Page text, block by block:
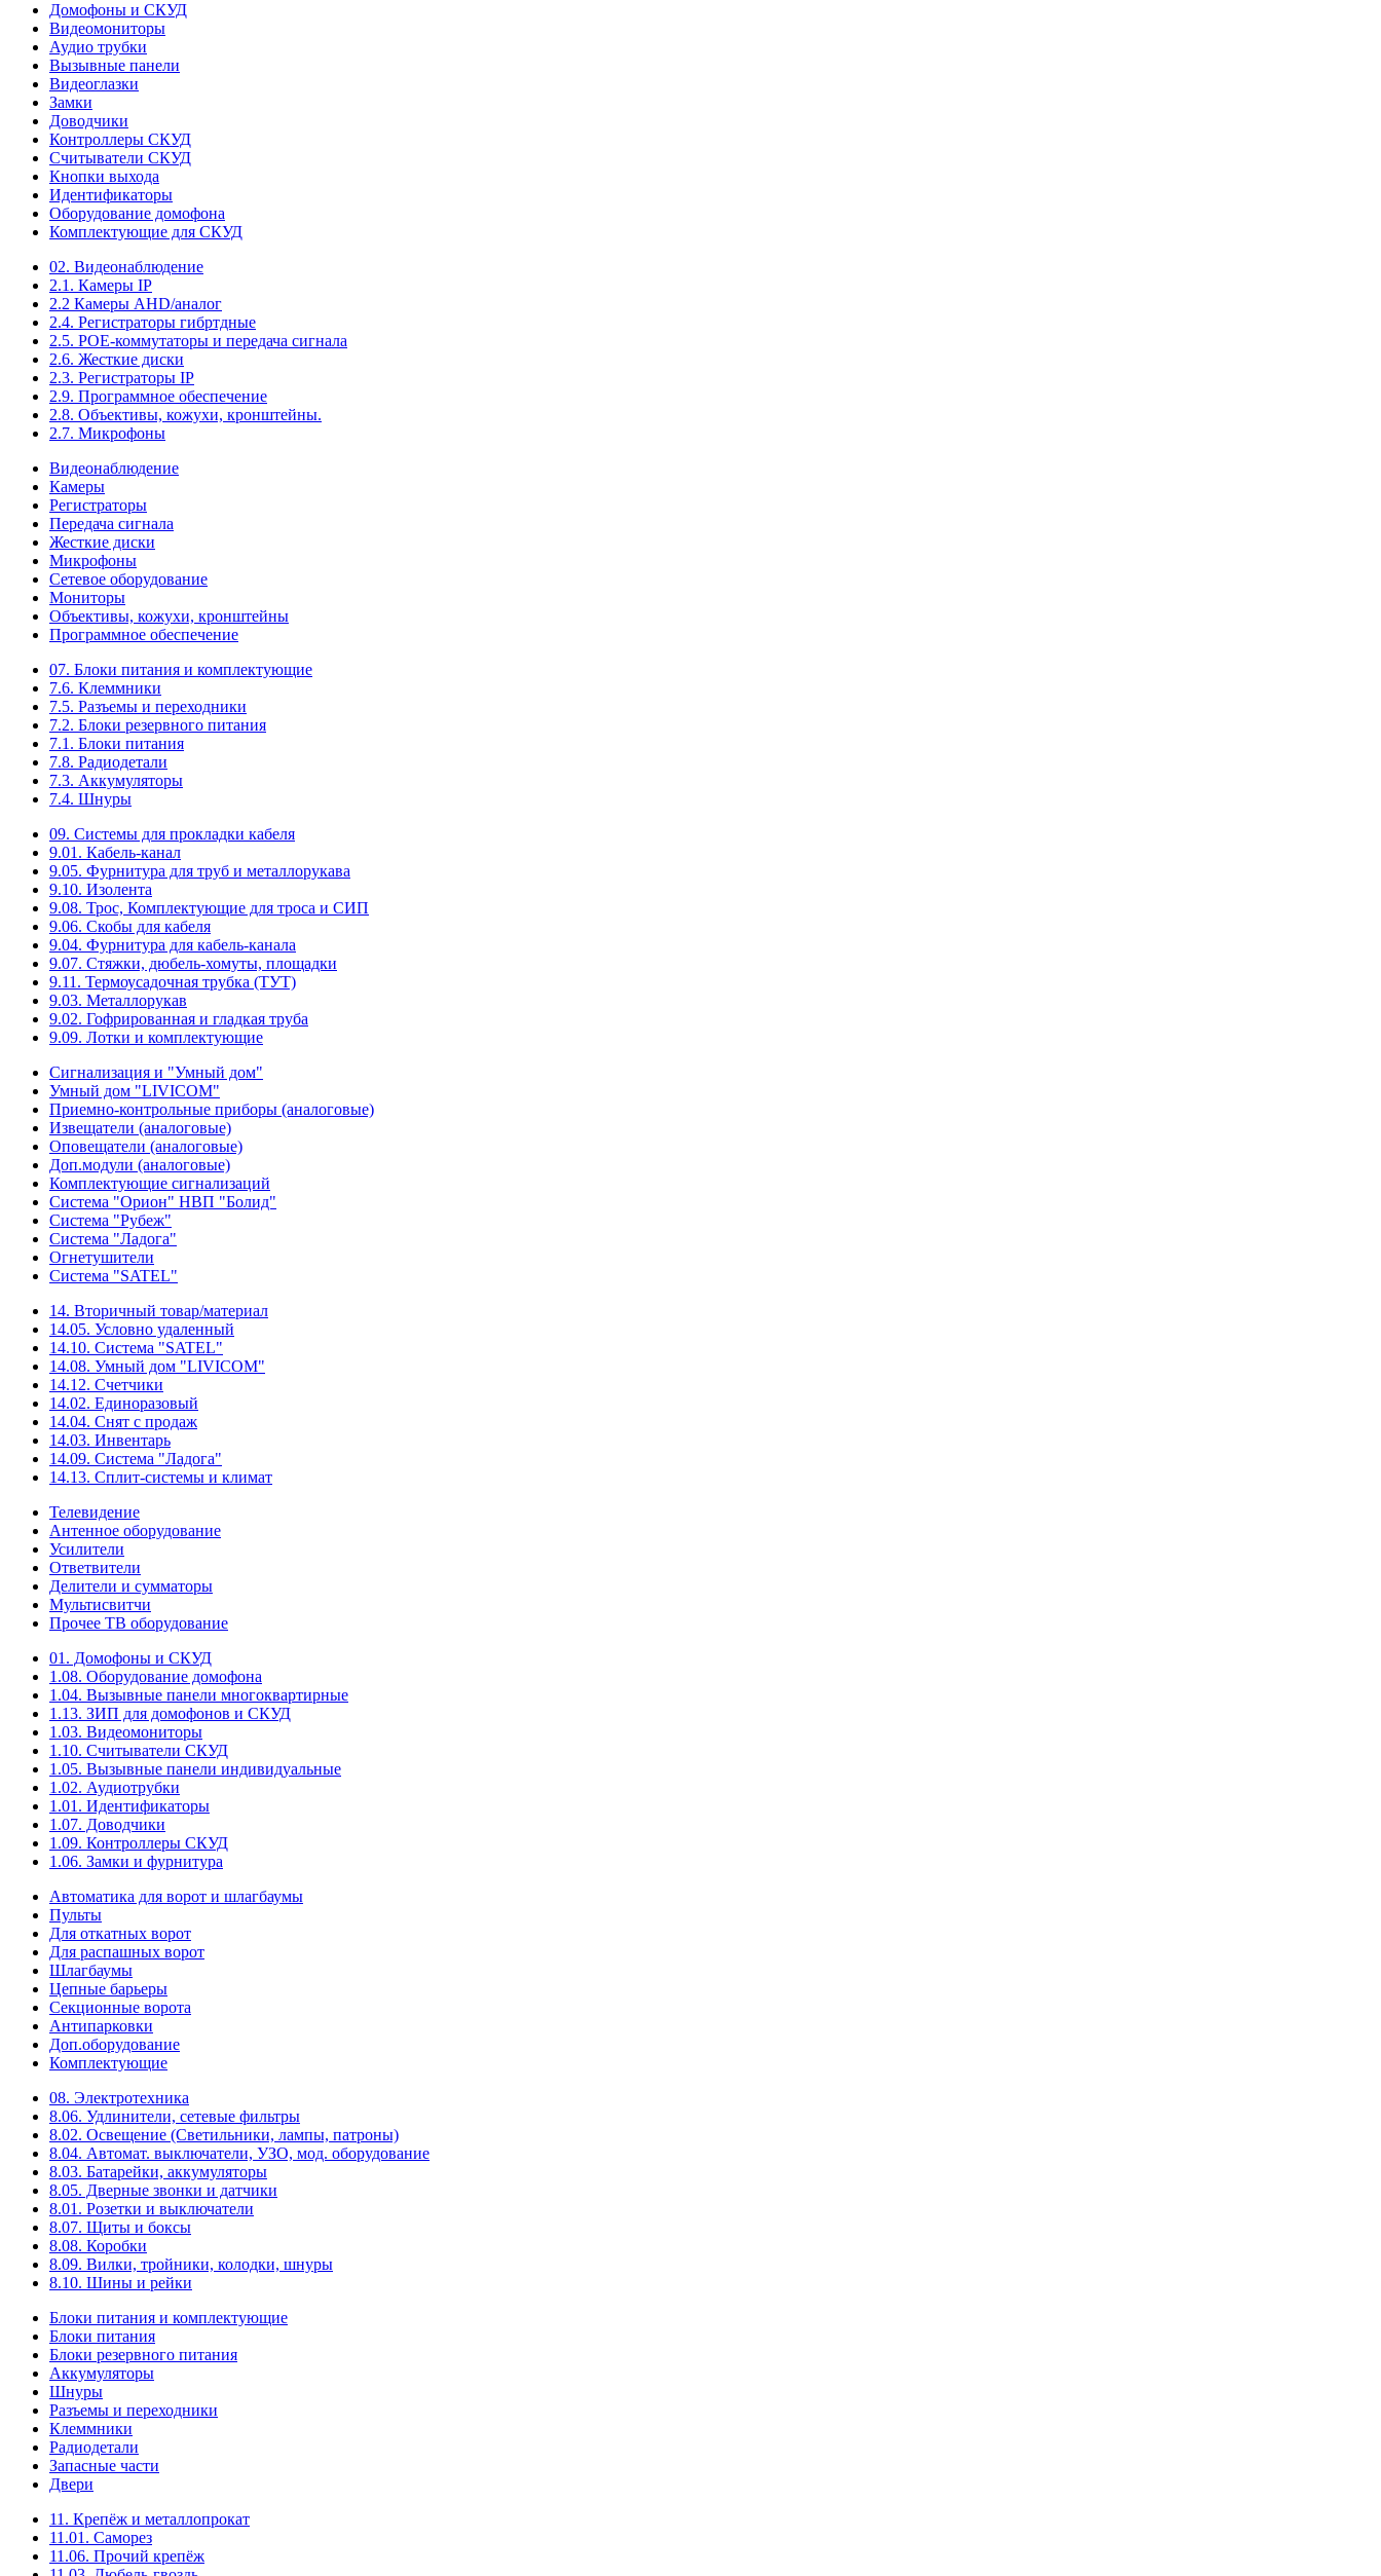
Домофоны и СКУД
Видеомониторы
Аудио трубки
Вызывные панели
Видеоглазки
Замки
Доводчики
Контроллеры СКУД
Считыватели СКУД
Кнопки выхода
Идентификаторы
Оборудование домофона
Комплектующие для СКУД
02. Видеонаблюдение
2.1. Камеры IP
2.2 Камеры AHD/аналог
2.4. Регистраторы гибртдные
2.5. РОЕ-коммутаторы и передача сигнала
2.6. Жесткие диски
2.3. Регистраторы IP
2.9. Программное обеспечение
2.8. Объективы, кожухи, кронштейны.
2.7. Микрофоны
Видеонаблюдение
Камеры
Регистраторы
Передача сигнала
Жесткие диски
Микрофоны
Сетевое оборудование
Мониторы
Объективы, кожухи, кронштейны
Программное обеспечение
07. Блоки питания и комплектующие
7.6. Клеммники
7.5. Разъемы и переходники
7.2. Блоки резервного питания
7.1. Блоки питания
7.8. Радиодетали
7.3. Аккумуляторы
7.4. Шнуры
09. Системы для прокладки кабеля
9.01. Кабель-канал
9.05. Фурнитура для труб и металлорукава
9.10. Изолента
9.08. Трос, Комплектующие для троса и СИП
9.06. Скобы для кабеля
9.04. Фурнитура для кабель-канала
9.07. Стяжки, дюбель-хомуты, площадки
9.11. Термоусадочная трубка (ТУТ)
9.03. Металлорукав
9.02. Гофрированная и гладкая труба
9.09. Лотки и комплектующие
Сигнализация и "Умный дом"
Умный дом "LIVICOM"
Приемно-контрольные приборы (аналоговые)
Извещатели (аналоговые)
Оповещатели (аналоговые)
Доп.модули (аналоговые)
Комплектующие сигнализаций
Система "Орион" НВП "Болид"
Система "Рубеж"
Система "Ладога"
Огнетушители
Система "SATEL"
14. Вторичный товар/материал
14.05. Условно удаленный
14.10. Система "SATEL"
14.08. Умный дом "LIVICOM"
14.12. Счетчики
14.02. Единоразовый
14.04. Снят с продаж
14.03. Инвентарь
14.09. Система "Ладога"
14.13. Сплит-системы и климат
Телевидение
Антенное оборудование
Усилители
Ответвители
Делители и сумматоры
Мультисвитчи
Прочее ТВ оборудование
01. Домофоны и СКУД
1.08. Оборудование домофона
1.04. Вызывные панели многоквартирные
1.13. ЗИП для домофонов и СКУД
1.03. Видеомониторы
1.10. Считыватели СКУД
1.05. Вызывные панели индивидуальные
1.02. Аудиотрубки
1.01. Идентификаторы
1.07. Доводчики
1.09. Контроллеры СКУД
1.06. Замки и фурнитура
Автоматика для ворот и шлагбаумы
Пульты
Для откатных ворот
Для распашных ворот
Шлагбаумы
Цепные барьеры
Секционные ворота
Антипарковки
Доп.оборудование
Комплектующие
08. Электротехника
8.06. Удлинители, сетевые фильтры
8.02. Освещение (Светильники, лампы, патроны)
8.04. Автомат. выключатели, УЗО, мод. оборудование
8.03. Батарейки, аккумуляторы
8.05. Дверные звонки и датчики
8.01. Розетки и выключатели
8.07. Щиты и боксы
8.08. Коробки
8.09. Вилки, тройники, колодки, шнуры
8.10. Шины и рейки
Блоки питания и комплектующие
Блоки питания
Блоки резервного питания
Аккумуляторы
Шнуры
Разъемы и переходники
Клеммники
Радиодетали
Запасные части
Двери
11. Крепёж и металлопрокат
11.01. Саморез
11.06. Прочий крепёж